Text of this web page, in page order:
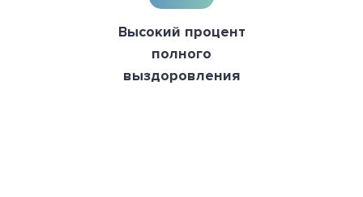
Высокий процент
полного
выздоровления